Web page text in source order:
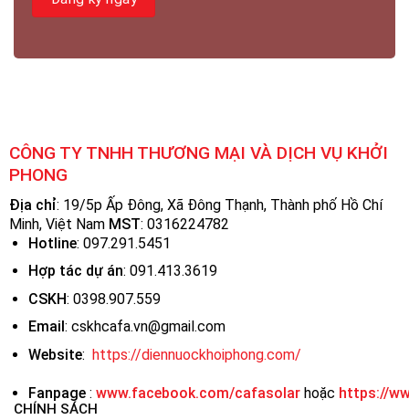
CÔNG TY TNHH THƯƠNG MẠI VÀ DỊCH VỤ KHỞI
PHONG
Địa chỉ: 19/5p Ấp Đông, Xã Đông Thạnh, Thành phố Hồ Chí
Minh, Việt Nam MST: 0316224782
Hotline: 097.291.5451
Hợp tác dự án: 091.413.3619
CSKH: 0398.907.559
Email : cskhcafa.vn@gmail.com
Website: https://diennuockhoiphong.com/
Fanpage : www.facebook.com/cafasolarhoặc https://
CHÍNH SÁCH